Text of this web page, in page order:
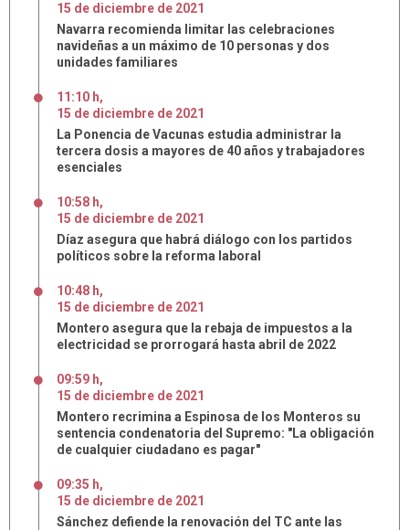
15 de diciembre de 2021
Navarra recomienda limitar las celebraciones
navideñas a un máximo de 10 personas y dos
unidades familiares
11:10 h,
15 de diciembre de 2021
La Ponencia de Vacunas estudia administrar la
tercera dosis a mayores de 40 años y trabajadores
esenciales
10:58 h,
15 de diciembre de 2021
Díaz asegura que habrá diálogo con los partidos
políticos sobre la reforma laboral
10:48 h,
15 de diciembre de 2021
Montero asegura que la rebaja de impuestos a la
electricidad se prorrogará hasta abril de 2022
09:59 h,
15 de diciembre de 2021
Montero recrimina a Espinosa de los Monteros su
sentencia condenatoria del Supremo: "La obligación
de cualquier ciudadano es pagar"
09:35 h,
15 de diciembre de 2021
Sánchez defiende la renovación del TC ante las